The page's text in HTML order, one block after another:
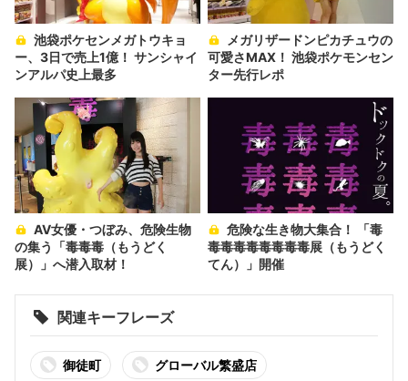
ー、3日で売上1億！ サンシャイ
ンアルパ史上最多
可愛さMAX！ 池袋ポケモンセン
ター先行レポ
の集う「毒毒毒（もうどく
展）」へ潜入取材！
毒毒毒毒毒毒毒毒展（もうどく
てん）」開催
関連キーフレーズ
御徒町 グローバル繁盛店